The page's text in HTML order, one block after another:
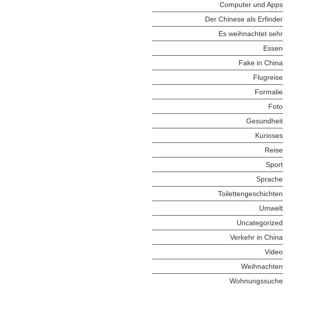
Computer und Apps
Der Chinese als Erfinder
Es weihnachtet sehr
Essen
Fake in China
Flugreise
Formalie
Foto
Gesundheit
Kurioses
Reise
Sport
Sprache
Toilettengeschichten
Umwelt
Uncategorized
Verkehr in China
Video
Weihnachten
Wohnungssuche